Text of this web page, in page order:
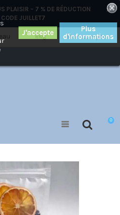
PLAISIR – 7 % DE RÉDUCTION
JUILLET7
×
Mon compte
Blog
0
Plus
d'informations